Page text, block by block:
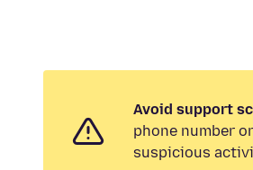
Avoid support
phone number
suspicious